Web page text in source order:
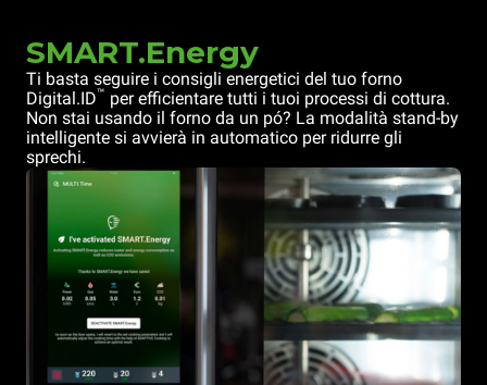
SMART.Energy
Ti basta seguire i consigli energetici del tuo forno
Digital.ID™ per efficientare tutti i tuoi processi di cottura.
Non stai usando il forno da un pó? La modalità stand-by
intelligente si avvierà in automatico per ridurre gli
sprechi.